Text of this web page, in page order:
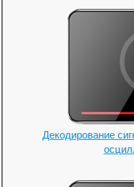
Декодирование